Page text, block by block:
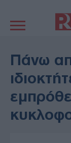
πλοήγηση
ΠΟΛΙΤΙΚΗ
ΕΚΚΛΗΣΙΑ
ΔΙΕΘΝΗ
MEDIA
Πάνω